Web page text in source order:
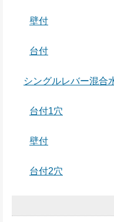
壁付
台付
シングルレバー混合
台付1穴
壁付
台付2穴